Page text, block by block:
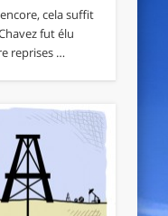
cela suffit
fut élu
reprises …